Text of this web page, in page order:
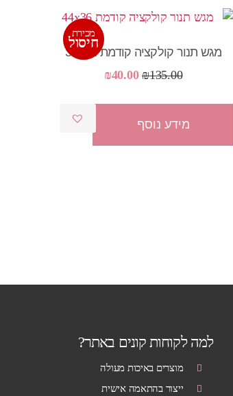
מכירת
חיסול
מבצע!
מגש תנור קולקציה קודמת 44×36
₪135.00
המחיר
₪135.00.
₪40.00 המחיר
הוא:
₪40.00.
מידע נוסף
למה לקוחות קונים באתר?
מוצרים באיכות מעולה
ייצור בהתאמה אישית